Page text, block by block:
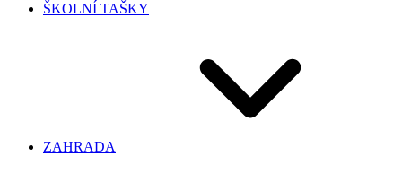
ŠKOLNÍ TAŠKY
ZAHRADA